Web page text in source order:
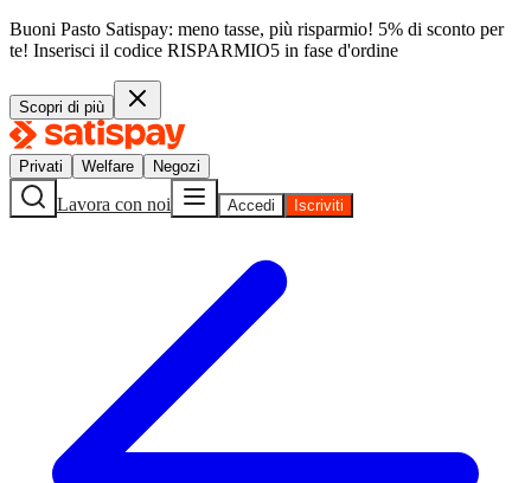
Buoni Pasto Satispay: meno tasse, più risparmio! 5% di sconto per
te! Inserisci il codice RISPARMIO5 in fase d'ordine
Scopri di più
Privati Welfare Negozi
Lavora con noi Accedi Iscriviti